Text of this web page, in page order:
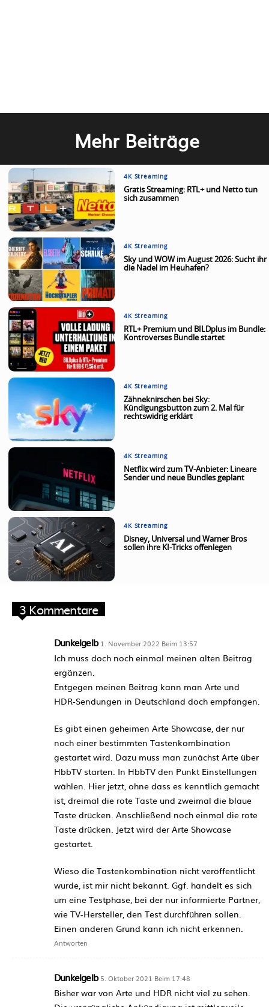
Mehr Beiträge
4K Streaming
Gratis Streaming: RTL+ und Netto tun
sich zusammen
4K Streaming
Sky und WOW im August 2026: Sucht ihr
die Nadel im Heuhafen?
4K Streaming
RTL+ Premium und BILDplus im Bundle:
Kontroverses Bundle startet
4K Streaming
Zähneknirschen bei Sky:
Kündigungsbutton zum 2. Mal für
rechtswidrig erklärt
4K Streaming
Netflix wird zum TV-Anbieter: Lineare
Sender und neue Bundles geplant
4K Streaming
Disney, Universal und Warner Bros
sollen ihre KI-Tricks offenlegen
3 Kommentare
Dunkelgelb 1. November 2022 Beim 13:57
Ich muss doch noch einmal meinen alten Beitrag
ergänzen.
Entgegen meinen Beitrag kann man Arte und
HDR-Sendungen in Deutschland doch empfangen.
Es gibt einen geheimen Arte Showcase, der nur
noch einer bestimmten Tastenkombination
gestartet wird. Dazu muss man zunächst Arte über
HbbTV starten. In HbbTV den Punkt Einstellungen
wählen. Hier jetzt, ohne dass es kenntlich gemacht
ist, dreimal die rote Taste und zweimal die blaue
Taste drücken. Anschließend noch einmal die rote
Taste drücken. Jetzt wird der Arte Showcase
gestartet.
Wieso die Tastenkombination nicht veröffentlicht
wurde, ist mir nicht bekannt. Ggf. handelt es sich
um eine Testphase, bei der nur informierte Partner,
wie TV-Hersteller, den Test durchführen sollen.
Einen anderen Grund kann ich nicht erkennen.
Antworten
Dunkelgelb 5. Oktober 2021 Beim 17:48
Bisher war von Arte und HDR nicht viel zu sehen.